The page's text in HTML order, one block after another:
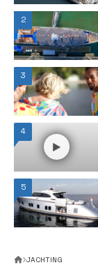
2
3
4
5
JACHTING